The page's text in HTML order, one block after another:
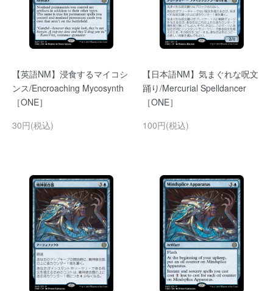
【英語NM】浸食するマイコシ
ンス/Encroaching Mycosynth
［ONE］
30円(税込)
【日本語NM】気まぐれな呪文
踊り/Mercurial Spelldancer
［ONE］
100円(税込)